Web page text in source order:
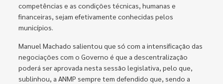
competências e as condições técnicas, humanas e
financeiras, sejam efetivamente conhecidas pelos
municípios.
Manuel Machado salientou que só com a intensificação das
negociações com o Governo é que a descentralização
poderá ser aprovada nesta sessão legislativa, pelo que,
sublinhou, a ANMP sempre tem defendido que, sendo a